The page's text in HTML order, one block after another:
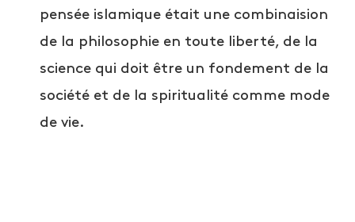
pensée islamique était une combinaision
de la philosophie en toute liberté, de la
science qui doit être un fondement de la
société et de la spiritualité comme mode
de vie.